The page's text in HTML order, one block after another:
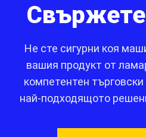
Свържете
Не сте сигурни коя
вашия продукт от
компетентен
най-подходящото